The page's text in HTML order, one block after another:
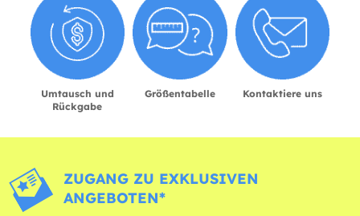
Umtausch und
Rückgabe
Größentabelle Kontaktiere uns
ZUGANG ZU EXKLUSIVEN
ANGEBOTEN*